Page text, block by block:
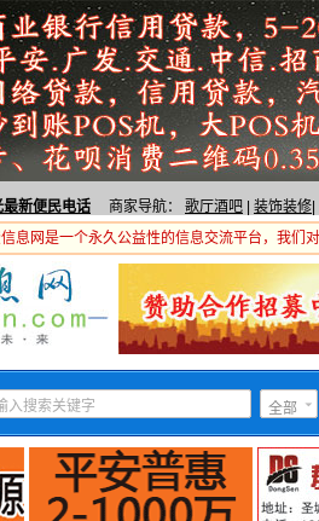
最新便民电话 商家导航： 歌厅酒吧 装饰装修
息网是一个永久公益性的信息交流平台，我们
全部